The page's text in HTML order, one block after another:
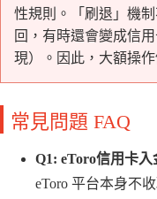
性規則。「刷退」機
回，有時還會變成信
現）。因此，大額操
常見問題 FAQ
Q1: eToro信用卡入
eToro 平台本身不